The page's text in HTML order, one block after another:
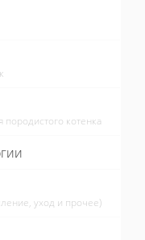
котенка
уход и прочее)